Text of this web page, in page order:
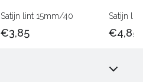
Satijn lint 15mm/40
€3,85
Satijn
€4,85